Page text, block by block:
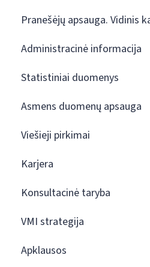
Pranešėjų apsauga. Vidinis
Administracinė informacija
Statistiniai duomenys
Asmens duomenų apsauga
Viešieji pirkimai
Karjera
Konsultacinė taryba
VMI strategija
Apklausos